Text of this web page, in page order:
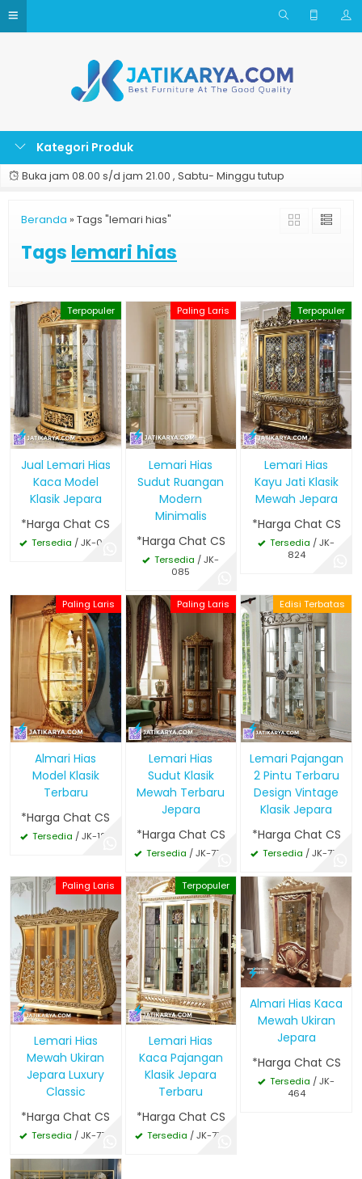
Kategori Produk
Buka jam 08.00 s/d jam 21.00 , Sabtu- Minggu tutup
Beranda » Tags "lemari hias"
Tags lemari hias
Terpopuler
Jual Lemari Hias
Kaca Model
Klasik Jepara
*Harga Chat CS
Tersedia / JK-091
Paling Laris
Lemari Hias
Sudut Ruangan
Modern
Minimalis
*Harga Chat CS
Tersedia / JK-
085
Terpopuler
Lemari Hias
Kayu Jati Klasik
Mewah Jepara
*Harga Chat CS
Tersedia / JK-
824
Paling Laris
Almari Hias
Model Klasik
Terbaru
*Harga Chat CS
Tersedia / JK-125
Paling Laris
Lemari Hias
Sudut Klasik
Mewah Terbaru
Jepara
*Harga Chat CS
Tersedia / JK-778
Edisi Terbatas
Lemari Pajangan
2 Pintu Terbaru
Design Vintage
Klasik Jepara
*Harga Chat CS
Tersedia / JK-777
Paling Laris
Lemari Hias
Mewah Ukiran
Jepara Luxury
Classic
*Harga Chat CS
Tersedia / JK-776
Terpopuler
Lemari Hias
Kaca Pajangan
Klasik Jepara
Terbaru
*Harga Chat CS
Tersedia / JK-775
Almari Hias Kaca
Mewah Ukiran
Jepara
*Harga Chat CS
Tersedia / JK-
464